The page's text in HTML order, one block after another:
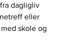
dagligliv
eller
skole og